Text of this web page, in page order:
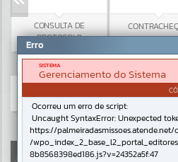
CONSULTA DE
PROTOCOLO
Resultados para""
AUTOATENDIMENTO
Erro
SISTEMA
Gerenciamento do Sistema
Ocorreu um erro de script:
Uncaught SyntaxError: Unexpected
https://
/
8b8568398ed186.js?v=24352a5f:47